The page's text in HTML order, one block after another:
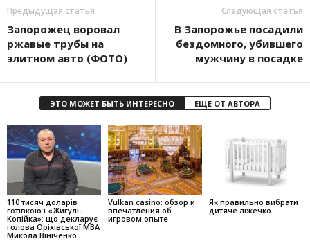
Предыдущая статья
Запорожец воровал
ржавые трубы на
элитном авто (ФОТО)
Следующая статья
В Запорожье посадили
бездомного, убившего
мужчину в посадке
ЭТО МОЖЕТ БЫТЬ ИНТЕРЕСНО ЕЩЕ ОТ АВТОРА
110 тисяч доларів
готівкою і «Жигулі-
Копійка»: що декларує
голова Оріхівської МВА
Микола Вініченко
Vulkan casino: обзор и
впечатления об
игровом опыте
Як правильно вибрати
дитяче ліжечко